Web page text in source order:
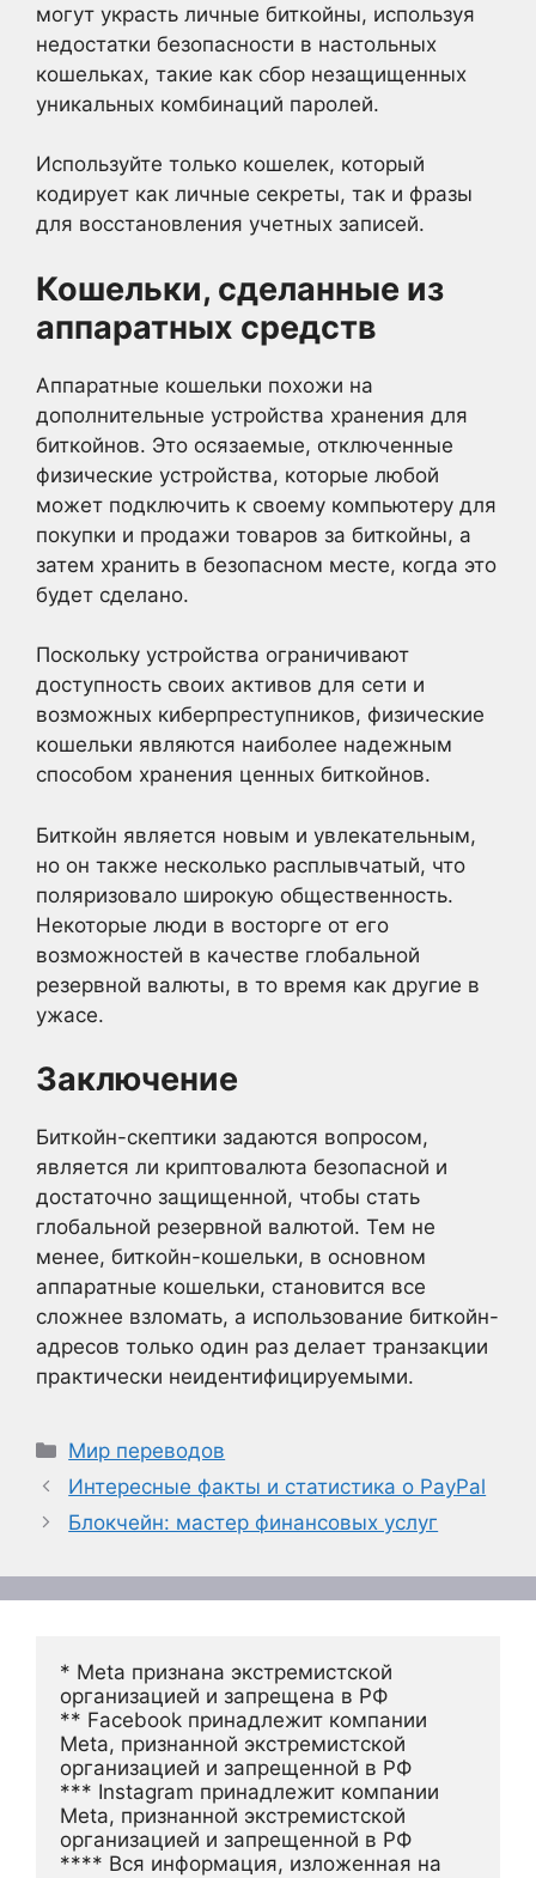
могут украсть личные биткойны, используя
недостатки безопасности в настольных
кошельках, такие как сбор незащищенных
уникальных комбинаций паролей.
Используйте только кошелек, который
кодирует как личные секреты, так и фразы
для восстановления учетных записей.
Кошельки, сделанные из
аппаратных средств
Аппаратные кошельки похожи на
дополнительные устройства хранения для
биткойнов. Это осязаемые, отключенные
физические устройства, которые любой
может подключить к своему компьютеру для
покупки и продажи товаров за биткойны, а
затем хранить в безопасном месте, когда это
будет сделано.
Поскольку устройства ограничивают
доступность своих активов для сети и
возможных киберпреступников, физические
кошельки являются наиболее надежным
способом хранения ценных биткойнов.
Биткойн является новым и увлекательным,
но он также несколько расплывчатый, что
поляризовало широкую общественность.
Некоторые люди в восторге от его
возможностей в качестве глобальной
резервной валюты, в то время как другие в
ужасе.
Заключение
Биткойн-скептики задаются вопросом,
является ли криптовалюта безопасной и
достаточно защищенной, чтобы стать
глобальной резервной валютой. Тем не
менее, биткойн-кошельки, в основном
аппаратные кошельки, становится все
сложнее взломать, а использование биткойн-
адресов только один раз делает транзакции
практически неидентифицируемыми.
Рубрики
Мир переводов
Интересные факты и статистика о PayPal
Блокчейн: мастер финансовых услуг
* Meta признана экстремистской
организацией и запрещена в РФ
** Facebook принадлежит компании
Meta, признанной экстремистской
организацией и запрещенной в РФ
*** Instagram принадлежит компании
Meta, признанной экстремистской
организацией и запрещенной в РФ
**** Вся информация, изложенная на